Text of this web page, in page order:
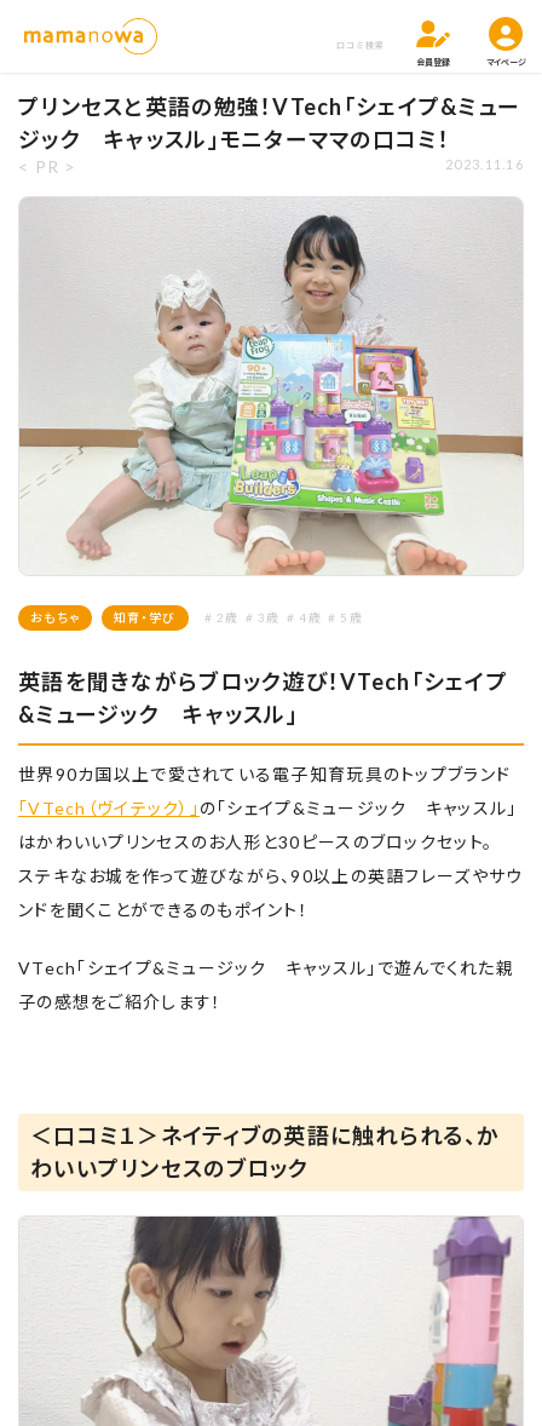
口コミ検索
会員登録
マイページ
プリンセスと英語の勉強！VTech「シェイプ&ミュー
ジック キャッスル」モニターママの口コミ！
< PR > 2023.11.16
おもちゃ 知育・学び # 2歳 # 3歳 # 4歳 # 5歳
英語を聞きながらブロック遊び！VTech「シェイプ
&ミュージック キャッスル」
世界90カ国以上で愛されている電子知育玩具のトップブランド
「VTech（ヴイテック）」 の「シェイプ&ミュージック キャッスル」
はかわいいプリンセスのお人形と30ピースのブロックセット。
ステキなお城を作って遊びながら、90以上の英語フレーズやサウ
ンドを聞くことができるのもポイント！
VTech「シェイプ&ミュージック キャッスル」で遊んでくれた親
子の感想をご紹介します！
＜口コミ１＞ネイティブの英語に触れられる、か
わいいプリンセスのブロック